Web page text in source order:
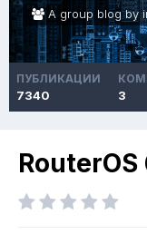
A group blog by
ПУБЛИКАЦИИ
7340 3
RouterOS